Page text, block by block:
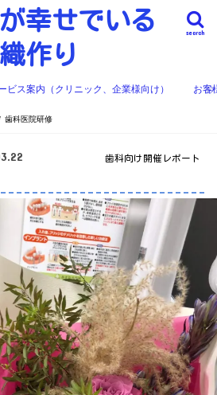
幸せでいる
作り
search
ビス案内（クリニック、企業様向け） お客
歯科医院研修
歯科向け開催レポート